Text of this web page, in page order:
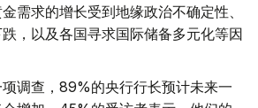
需求的增长受到地缘政治不确定性、
，以及各国寻求国际储备多元化等因
调查，89%的央行行长预计未来一